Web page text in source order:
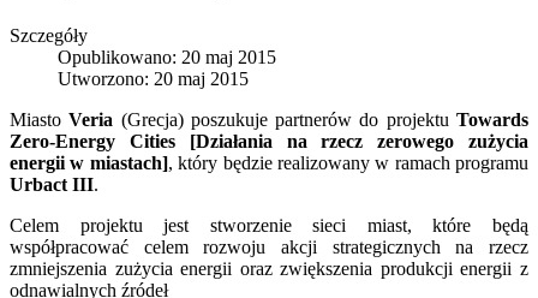
Szczegóły
Opublikowano: 20 maj 2015
Utworzono: 20 maj 2015
MiastoVeria (Grecja) poszukuje partnerów do projektuTowards
Zero-Energy Cities [Działania na rzecz zerowego zużycia
energii w miastach], który będzie realizowany w ramach programu
Urbact III.
Celem projektu jest stworzenie sieci miast, które będą
współpracować celem rozwoju akcji strategicznych na rzecz
zmniejszenia zużycia energii oraz zwiększenia produkcji energii z
odnawialnych źródeł